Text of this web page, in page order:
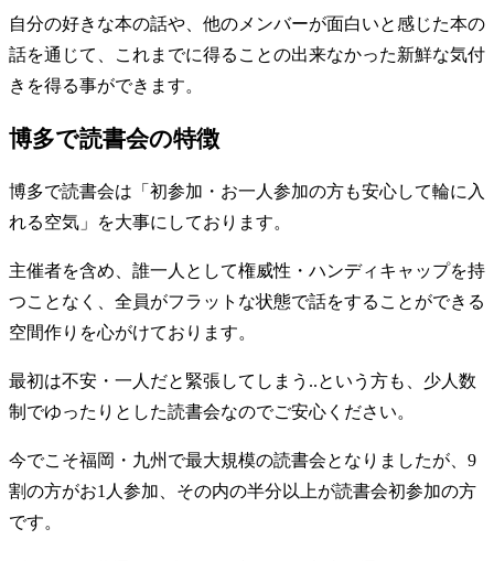
自分の好きな本の話や、他のメンバーが面白いと感じた本の
話を通じて、これまでに得ることの出来なかった新鮮な気付
きを得る事ができます。
博多で読書会の特徴
博多で読書会は「初参加・お一人参加の方も安心して輪に入
れる空気」を大事にしております。
主催者を含め、誰一人として権威性・ハンディキャップを持
つことなく、全員がフラットな状態で話をすることができる
空間作りを心がけております。
最初は不安・一人だと緊張してしまう..という方も、少人数
制でゆったりとした読書会なのでご安心ください。
今でこそ福岡・九州で最大規模の読書会となりましたが、9
割の方がお1人参加、その内の半分以上が読書会初参加の方
です。